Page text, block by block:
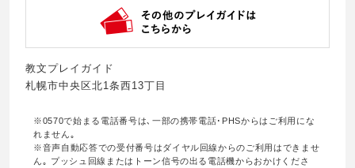
教文プレイガイド
札幌市中央区北1条西13丁目
※0570で始まる電話番号は､一部の携帯電話･PHSからはご利用にな
れません｡
※音声自動応答での受付番号はダイヤル回線からのご利用はできませ
ん｡ プッシュ回線またはトーン信号の出る電話機からおかけくださ